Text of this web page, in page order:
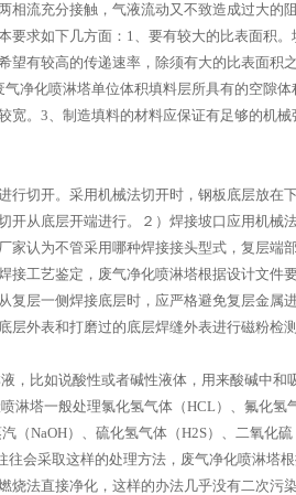
相流充分接触，气液流动又不致造成过大的
要求如下几方面：1、要有较大的比表面积
有较高的传递速率，除须有大的比表面积
净化喷淋塔单位体积填料层所具有的空隙
宽。3、制造填料的材料应保证有足够的机
行切开。采用机械法切开时，钢板底层放在
从底层开端进行。２）焊接坡口应用机械
认为不管采用哪种焊接接头型式，复层端
工艺鉴定，废气净化喷淋塔根据设计文件
层一侧焊接底层时，应严格避免复层金属
外表和打磨过的底层焊缝外表进行磁粉检
，比如说酸性或者碱性液体，用来酸碱中和
淋塔一般处理氯化氢气体（HCL）、氟化氢
（NaOH）、硫化氢气体（H2S）、二氧化
往会采取这样的处理方法，废气净化喷淋塔
烧法直接净化，这样的办法几乎没有二次污